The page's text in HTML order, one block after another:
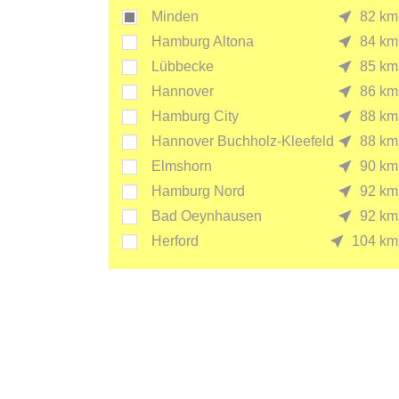
Minden
82 km
Hamburg Altona
84 km
Lübbecke
85 km
Hannover
86 km
Hamburg City
88 km
Hannover Buchholz-Kleefeld
88 km
Elmshorn
90 km
Hamburg Nord
92 km
Bad Oeynhausen
92 km
Herford
104 km